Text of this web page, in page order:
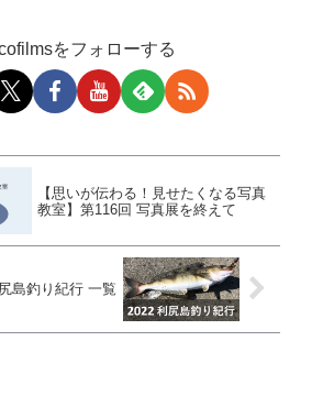
をフォローする
【思いが伝わる！見せたくなる写真
教室】第116回 写真展を終えて
島釣り紀行 一覧